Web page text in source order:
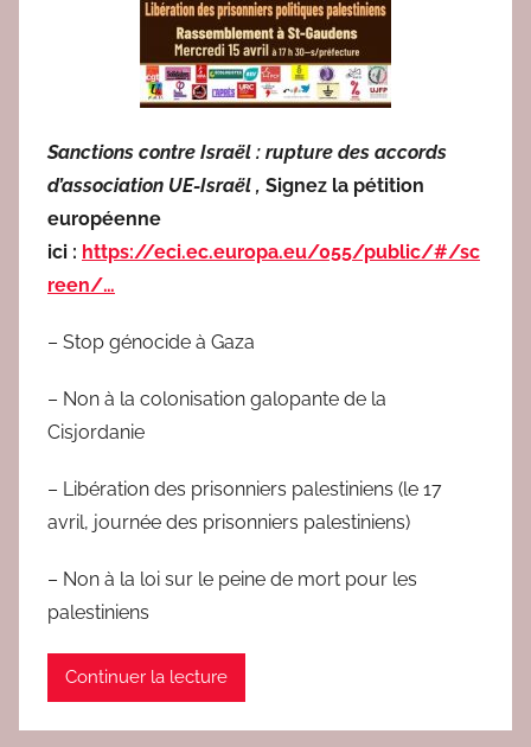
Sanctions contre Israël : rupture des accords
d’association UE-Israël , Signez la pétition
européenne
ici : https://eci.ec.europa.eu/055/public/#/sc
reen/…
– Stop génocide à Gaza
– Non à la colonisation galopante de la
Cisjordanie
– Libération des prisonniers palestiniens (le 17
avril, journée des prisonniers palestiniens)
– Non à la loi sur le peine de mort pour les
palestiniens
Continuer la lecture